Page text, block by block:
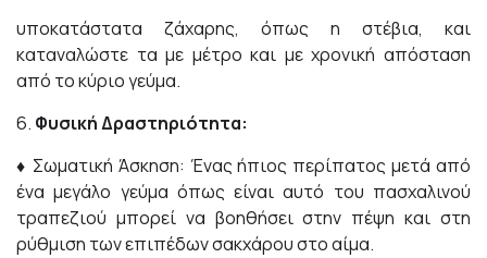
υποκατάστατα ζάχαρης, όπως η στέβια, και
καταναλώστε τα με μέτρο και με χρονική απόσταση
από το κύριο γεύμα.
6. Φυσική Δραστηριότητα:
♦ Σωματική Άσκηση: Ένας ήπιος περίπατος μετά από
ένα μεγάλο γεύμα όπως είναι αυτό του πασχαλινού
τραπεζιού μπορεί να βοηθήσει στην πέψη και στη
ρύθμιση των επιπέδων σακχάρου στο αίμα.